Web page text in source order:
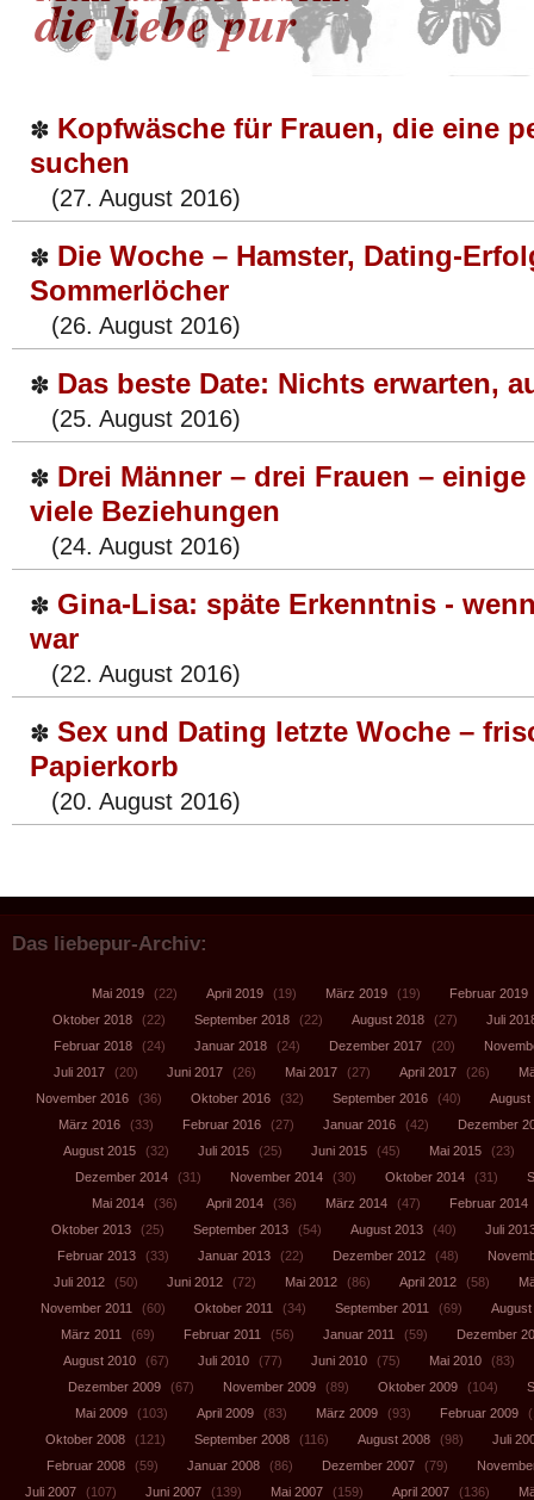
die liebe pur
✽ Kopfwäsche für Frauen, die eine
suchen
(27. August 2016)
✽ Die Woche – Hamster, Dating-
Sommerlöcher
(26. August 2016)
✽ Das beste Date: Nichts erwarten,
(25. August 2016)
✽ Drei Männer – drei Frauen –
viele Beziehungen
(24. August 2016)
✽ Gina-Lisa: späte Erkenntnis -
war
(22. August 2016)
✽ Sex und Dating letzte Woche –
Papierkorb
(20. August 2016)
Das liebepur-Archiv:
Mai 2019 (22) April 2019 (19) März 2019 (19) Februar 2019
Oktober 2018
(22) September 2018 (22) August 2018 (27)
Juli
Februar 2018
(24) Januar 2018 (24) Dezember 2017 (20)
Juli 2017
(20) Juni 2017 (26) Mai 2017 (27) April 2017 (26)
November 2016
(36) Oktober 2016 (32) September 2016 (40)
August
März 2016
(33) Februar 2016 (27) Januar 2016 (42)
Dezember
August 2015
(32) Juli 2015 (25) Juni 2015 (45) Mai 2015
(23)
Dezember 2014
(31) November 2014 (30) Oktober 2014 (31)
Mai 2014
(36) April 2014 (36) März 2014 (47) Februar 2014
Oktober 2013
(25) September 2013 (54) August 2013 (40)
Juli
Februar 2013
(33) Januar 2013 (22) Dezember 2012 (48)
Juli 2012
(50) Juni 2012 (72) Mai 2012 (86) April 2012 (58)
November 2011
(60) Oktober 2011 (34) September 2011 (69)
August
März 2011
(69) Februar 2011 (56) Januar 2011 (59)
Dezember
August 2010
(67) Juli 2010 (77) Juni 2010 (75) Mai 2010
(83)
Dezember 2009
(67) November 2009 (89) Oktober 2009 (104)
Mai 2009
(103) April 2009 (83) März 2009 (93) Februar 2009
Oktober 2008
(121) September 2008 (116) August 2008 (98)
Juli
Februar 2008
(59) Januar 2008 (86) Dezember 2007 (79)
Juli 2007
(107) Juni 2007 (139) Mai 2007 (159) April 2007 (136)